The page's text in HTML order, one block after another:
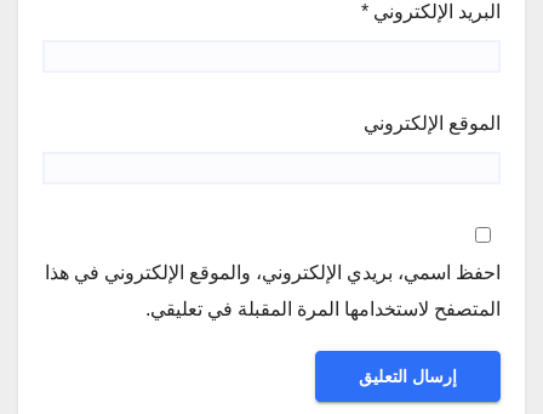
البريد الإلكتروني *
الموقع الإلكتروني
احفظ اسمي، بريدي الإلكتروني، والموقع الإلكتروني في هذا
المتصفح لاستخدامها المرة المقبلة في تعليقي.